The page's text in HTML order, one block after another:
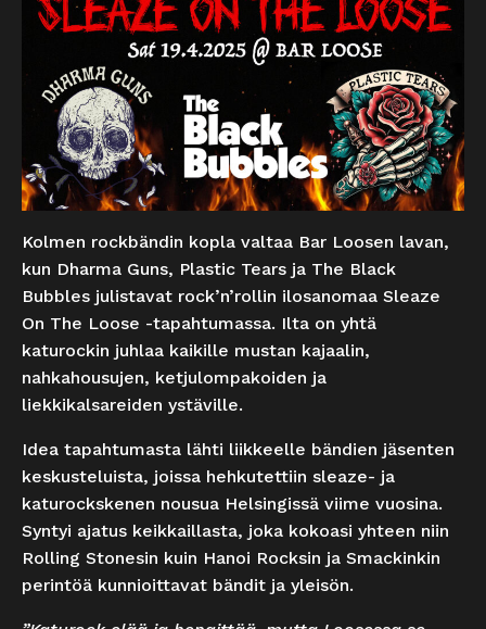
Kolmen rockbändin kopla valtaa Bar Loosen lavan,
kun Dharma Guns, Plastic Tears ja The Black
Bubbles julistavat rock’n’rollin ilosanomaa Sleaze
On The Loose -tapahtumassa. Ilta on yhtä
katurockin juhlaa kaikille mustan kajaalin,
nahkahousujen, ketjulompakoiden ja
liekkikalsareiden ystäville.
Idea tapahtumasta lähti liikkeelle bändien jäsenten
keskusteluista, joissa hehkutettiin sleaze- ja
katurockskenen nousua Helsingissä viime vuosina.
Syntyi ajatus keikkaillasta, joka kokoasi yhteen niin
Rolling Stonesin kuin Hanoi Rocksin ja Smackinkin
perintöä kunnioittavat bändit ja yleisön.